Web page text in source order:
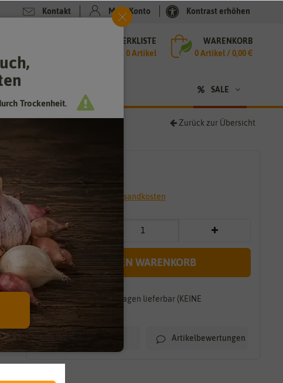
Kontakt Mein Konto Kontrast erhöhen
MERKLISTE
0 Artikel
WARENKORB
0Artikel /0,00 €
SALE
Zurück zur Übersicht
* inkl. 7% MwSt. zzgl. Versandkosten
IN DEN WARENKORB
Innerhalb von 7-10 Tagen lieferbar (KEINE
TEILLIEFERUNG)
Artikelbewertungen
Trockenheit.